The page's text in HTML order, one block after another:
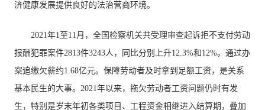
济健康发展提供良好的法治营商环境。
2021年1至11月，全国检察机关共受理审查起诉拒不支付劳动
报酬犯罪案件2813件3243人，同比分别上升12.3%和12%。通过办
案追缴欠薪约1.68亿元。保障劳动者及时拿到足额工资，是关系
基本民生的大事。2021年以来，拖欠劳动者工资问题仍时有发
生，特别是岁末年初各类项目、工程资金相继进入结算期，叠加